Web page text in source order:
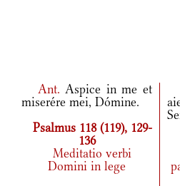
Ant.Aspice in me et
miserére mei, Dómine.
Psalmus 118 (119), 129-
136
Meditatio verbi
Domini in lege